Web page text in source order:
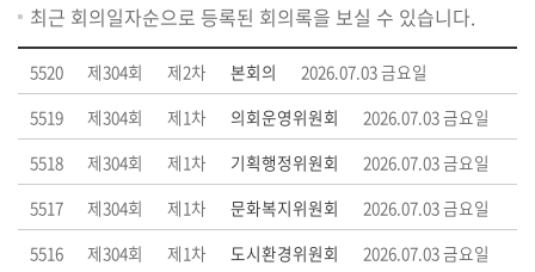
순
검
색
상
세
검
색
최근 회의일자순으로 등록된 회의록을 보실 수 있습니다.
5520 제304회 제2차 본회의
2026.07.03 금요일
5519
제304회 제1차 의회운영위원회
2026.07.03 금요일
5518
제304회 제1차 기획행정위원회
2026.07.03 금요일
5517
제304회 제1차 문화복지위원회
2026.07.03 금요일
5516
제304회 제1차 도시환경위원회
2026.07.03 금요일